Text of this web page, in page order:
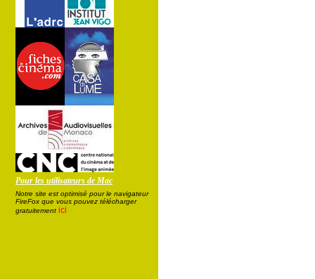
Pour les utilisateurs de Mac
Notre site est optimisé pour le navigateur
FireFox que vous pouvez télécharger
gratuitement ici